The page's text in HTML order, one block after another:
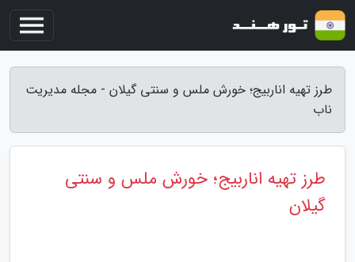
طرز تهیه اناربیج؛ خورش ملس و سنتی گیلان - مجله مدیریت
ناب
طرز تهیه اناربیج؛ خورش ملس و سنتی
گیلان